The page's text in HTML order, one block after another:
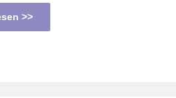
>>